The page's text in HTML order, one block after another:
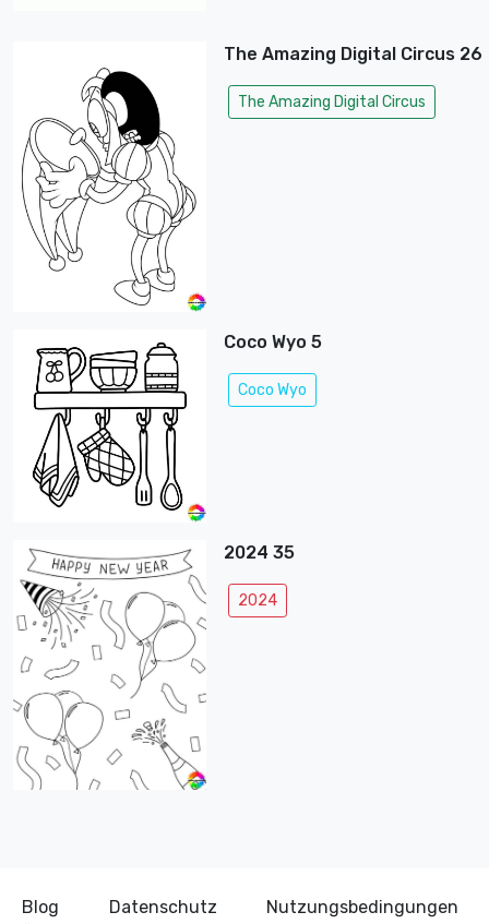
The Amazing Digital Circus 26
The Amazing Digital Circus
Coco Wyo 5
Coco Wyo
2024 35
2024
Blog Datenschutz
Nutzungsbedingungen